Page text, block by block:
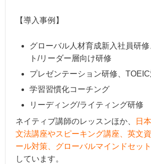
【導入事例】
グローバル人材育成新入社員研
ト/リーダー層向け研修
プレゼンテーション研修、
学習習慣化コーチング
リーディング/ライティング研修
ネイティブ講師のレッスンほか、
日
文法講座やスピーキング講座、英文
ール対策、グローバルマインドセッ
しています。